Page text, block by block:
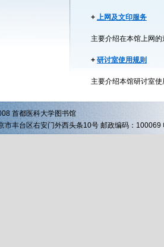
+ 上网及文印服务
主要介绍在本馆上网
+ 研讨室使用规则
主要介绍本馆研讨室使
首都医科大学图书馆
市丰台区右安门外西头条10号 邮政编码：